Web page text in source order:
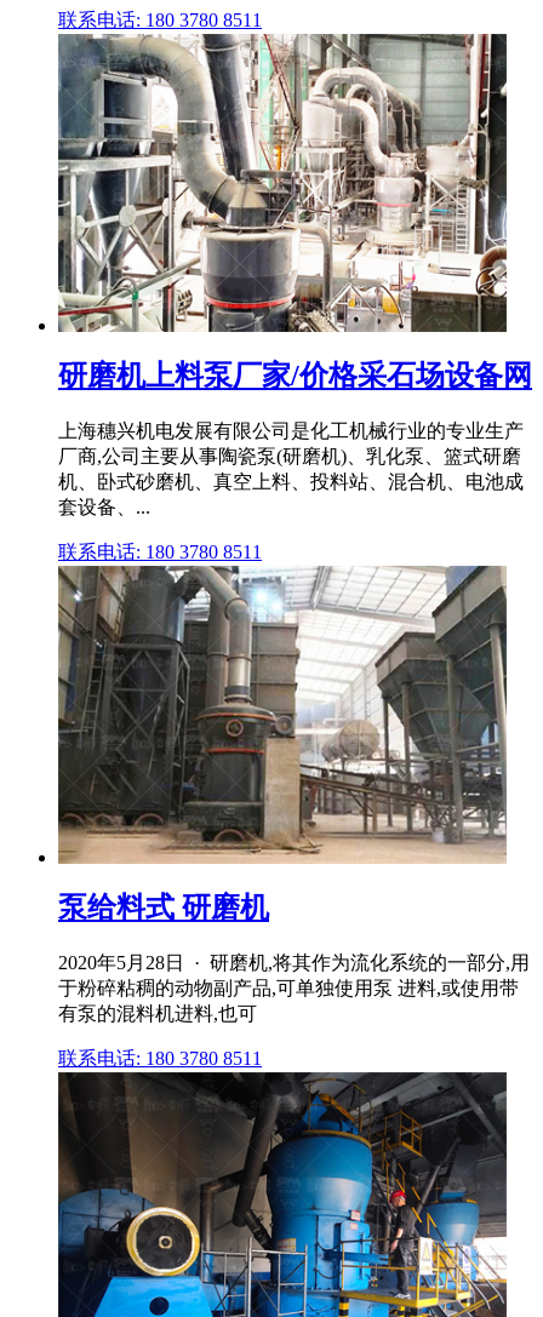
联系电话: 180 3780 8511
研磨机上料泵厂家/价格采石场设备网
上海穗兴机电发展有限公司是化工机械行业的专业生产
厂商,公司主要从事陶瓷泵(研磨机)、乳化泵、篮式研磨
机、卧式砂磨机、真空上料、投料站、混合机、电池成
套设备、...
联系电话: 180 3780 8511
泵给料式 研磨机
2020年5月28日 · 研磨机,将其作为流化系统的一部分,用
于粉碎粘稠的动物副产品,可单独使用泵 进料,或使用带
有泵的混料机进料,也可
联系电话: 180 3780 8511